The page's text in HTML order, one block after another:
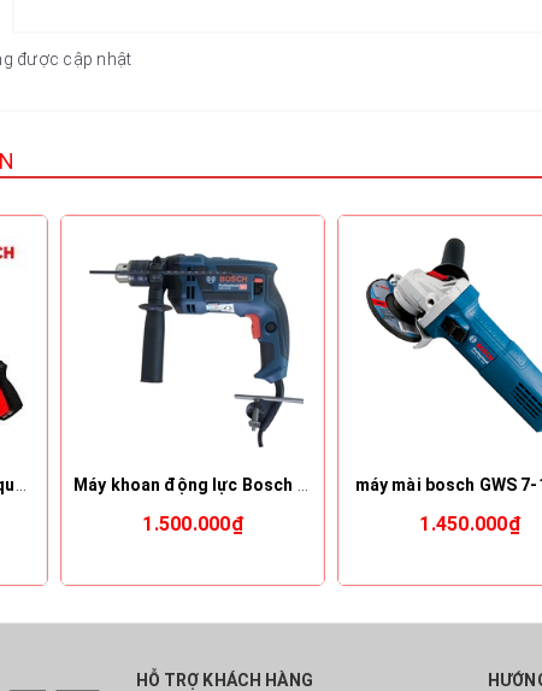
được cập nhật
1.500.000₫
máy mài bosch GWS 7-
1.450.000₫
HỖ TRỢ KHÁCH HÀNG